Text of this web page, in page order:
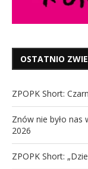
OSTATNIO
ZPOPK Short:
Znów nie było nas
2026
ZPOPK Short: